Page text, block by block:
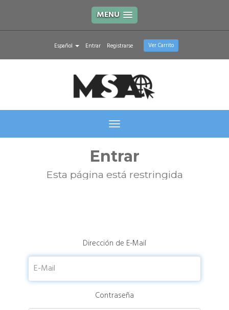
MENU
Español Entrar Registrarse Ver Carrito
Toggle
navigation
Entrar
Esta página está restringida
Dirección de E-Mail
Contraseña